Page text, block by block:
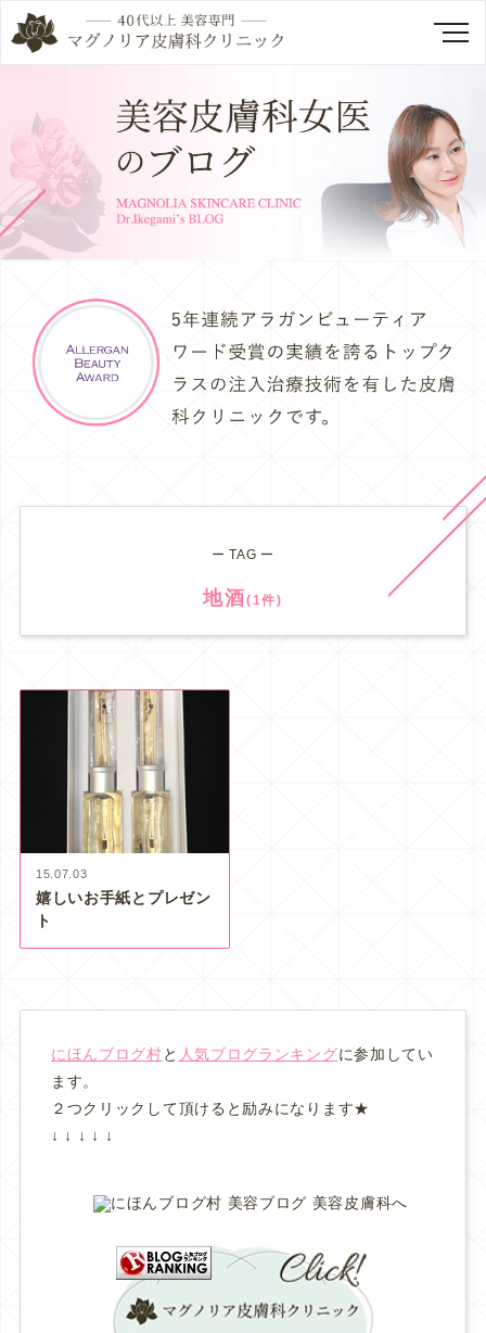
ー TAG ー
地酒(1件)
15.07.03
嬉しいお手紙とプレゼン
ト
にほんブログ村と 人気ブログランキングに参加してい
ます。
２つクリックして頂けると励みになります★
↓ ↓ ↓ ↓ ↓